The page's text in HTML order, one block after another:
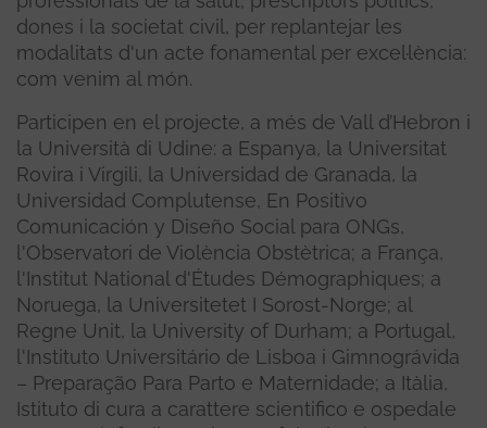
dones i la societat civil, per replantejar les
modalitats d'un acte fonamental per excel·lència:
com venim al món.
Participen en el projecte, a més de Vall d’Hebron i
la Università di Udine: a Espanya, la Universitat
Rovira i Virgili, la Universidad de Granada, la
Universidad Complutense, En Positivo
Comunicación y Diseño Social para ONGs,
l'Observatori de Violència Obstètrica; a França,
l'Institut National d'Études Démographiques; a
Noruega, la Universitetet I Sorost-Norge; al
Regne Unit, la University of Durham; a Portugal,
l'Instituto Universitário de Lisboa i Gimnográvida
– Preparação Para Parto e Maternidade; a Itàlia,
Istituto di cura a carattere scientifico e ospedale